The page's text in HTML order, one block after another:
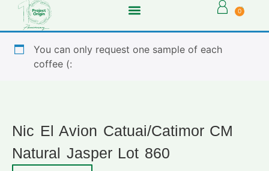
0
You can only request one sample of each
coffee (:
Nic El Avion Catuai/Catimor CM
Natural Jasper Lot 860